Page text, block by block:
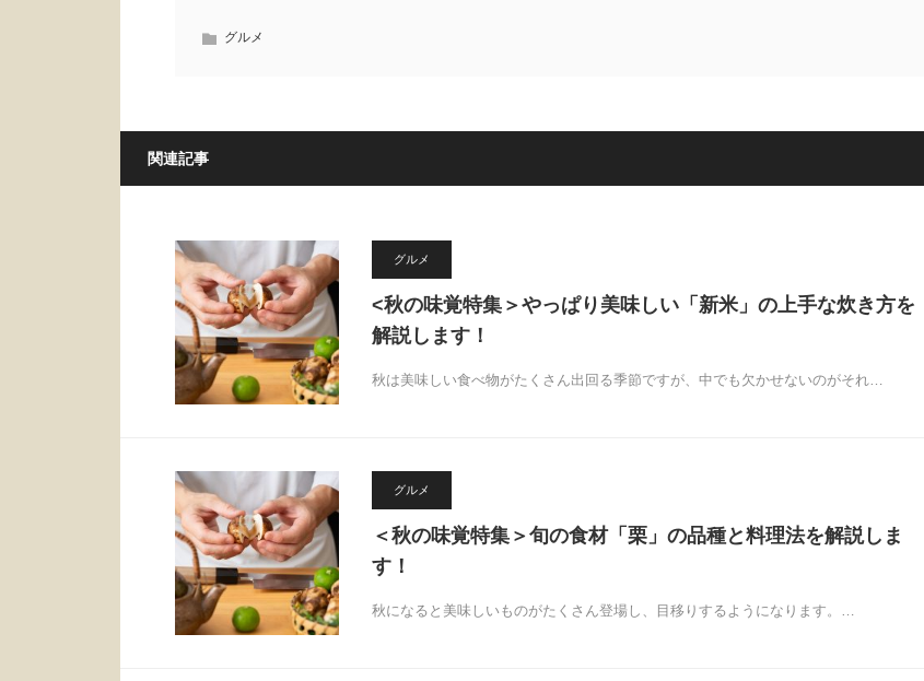
グルメ
関連記事
グルメ
<秋の味覚特集＞やっぱり美味しい「新米」の上手な炊き方を
解説します！
秋は美味しい食べ物がたくさん出回る季節ですが、中でも欠かせないのがそれ…
グルメ
＜秋の味覚特集＞旬の食材「栗」の品種と料理法を解説しま
す！
秋になると美味しいものがたくさん登場し、目移りするようになります。…